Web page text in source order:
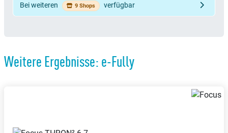
Bei weiteren 9 Shops verfügbar
Weitere Ergebnisse: e-Fully